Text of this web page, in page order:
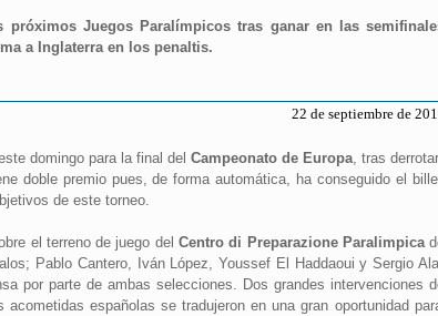
Juegos Paralímpicos tras ganar en las
a Inglaterra en los penaltis.
22 de septiembre de
domingo para la final delCampeonato de Europa, tras
doble premio pues, de forma automática, ha conseguido el
de este torneo.
el terreno de juego delCentro di Preparazione Paralimpica
Pablo Cantero, Iván López, Youssef El Haddaoui y Sergio
por parte de ambas selecciones. Dos grandes intervenciones
españolas se tradujeron en una gran oportunidad